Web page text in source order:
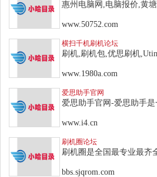
惠州电脑网,电脑报价,黄
www.50752.com
横扫千机刷机论坛
刷机,刷机包,优思刷机
www.1980a.com
爱思助手官网
爱思助手官网-爱思助手
www.i4.cn
刷机圈论坛
刷机圈是全国最专业最齐
bbs.sjqrom.com